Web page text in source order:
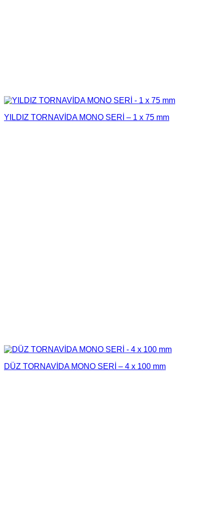
YILDIZ TORNAVİDA MONO SERİ – 1 x 75 mm
DÜZ TORNAVİDA MONO SERİ – 4 x 100 mm